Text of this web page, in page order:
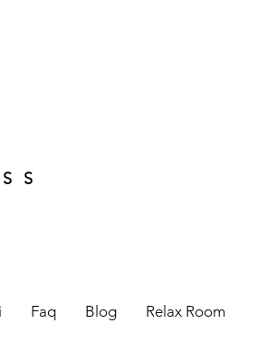
Faq Blog Relax Room